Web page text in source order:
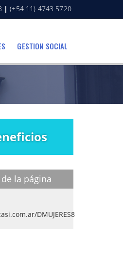
| (+54 11) 4743 5720
GESTION SOCIAL
la página